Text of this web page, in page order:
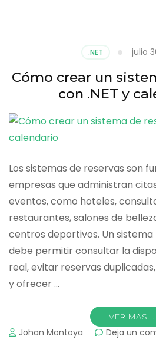
.NET julio
Cómo crear un
con .NET y
Los sistemas de reservas son
empresas que administran
eventos, como hoteles,
restaurantes, salones de
centros deportivos. Un
debe permitir consultar la
real, evitar reservas
y ofrecer …
VER MAS...
Johan Montoya Deja un